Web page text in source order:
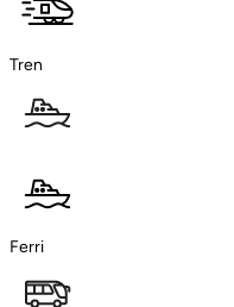
Tren
Ferri